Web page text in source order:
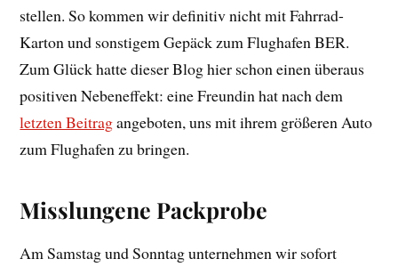
stellen. So kommen wir definitiv nicht mit Fahrrad-
Karton und sonstigem Gepäck zum Flughafen BER.
Zum Glück hatte dieser Blog hier schon einen überaus
positiven Nebeneffekt: eine Freundin hat nach dem
letzten Beitragangeboten, uns mit ihrem größeren Auto
zum Flughafen zu bringen.
Misslungene Packprobe
Am Samstag und Sonntag unternehmen wir sofort